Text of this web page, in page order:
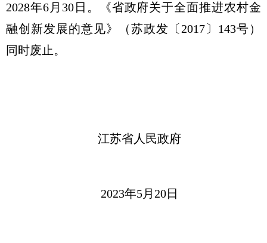
2028年6月30日。《省政府关于全面推进农村金
融创新发展的意见》（苏政发〔2017〕143号）
同时废止。
江苏省人民政府
2023年5月20日